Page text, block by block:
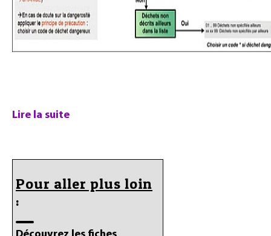
Lire la suite
Pour aller plus loin
: